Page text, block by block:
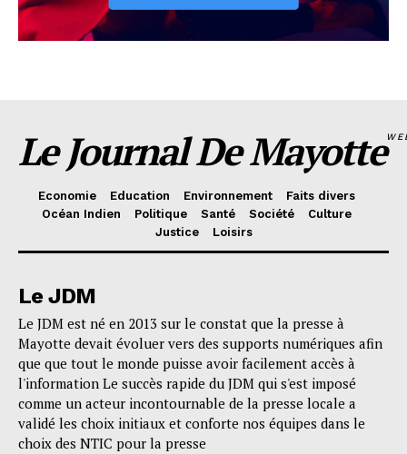
Le Journal De Mayotte
Economie Education Environnement
Faits divers
Océan Indien
Politique Santé Société
Culture
Justice
Loisirs
Le JDM
Le JDM est né en 2013 sur le constat que la presse à
Mayotte devait évoluer vers des supports numériques afin
que que tout le monde puisse avoir facilement accès à
l'information Le succès rapide du JDM qui s'est imposé
comme un acteur incontournable de la presse locale a
validé les choix initiaux et conforte nos équipes dans le
choix des NTIC pour la presse